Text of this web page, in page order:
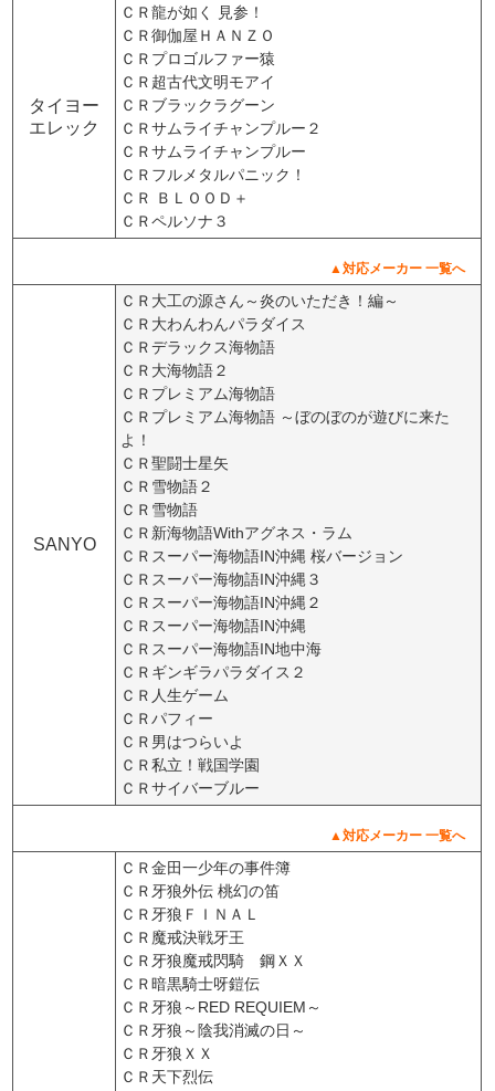
タイヨー
エレック
ＣＲ龍が如く 見参！
ＣＲ御伽屋ＨＡＮＺＯ
ＣＲプロゴルファー猿
ＣＲ超古代文明モアイ
ＣＲブラックラグーン
ＣＲサムライチャンプルー２
ＣＲサムライチャンプルー
ＣＲフルメタルパニック！
ＣＲ ＢＬＯＯＤ＋
ＣＲペルソナ３
▲対応メーカー 一覧へ
SANYO
ＣＲ大工の源さん～炎のいただき！編～
ＣＲ大わんわんパラダイス
ＣＲデラックス海物語
ＣＲ大海物語２
ＣＲプレミアム海物語
ＣＲプレミアム海物語 ～ぼのぼのが遊びに来た
よ！
ＣＲ聖闘士星矢
ＣＲ雪物語２
ＣＲ雪物語
ＣＲ新海物語Withアグネス・ラム
ＣＲスーパー海物語IN沖縄 桜バージョン
ＣＲスーパー海物語IN沖縄３
ＣＲスーパー海物語IN沖縄２
ＣＲスーパー海物語IN沖縄
ＣＲスーパー海物語IN地中海
ＣＲギンギラパラダイス２
ＣＲ人生ゲーム
ＣＲパフィー
ＣＲ男はつらいよ
ＣＲ私立！戦国学園
ＣＲサイバーブルー
▲対応メーカー 一覧へ
ＣＲ金田一少年の事件簿
ＣＲ牙狼外伝 桃幻の笛
ＣＲ牙狼ＦＩＮＡＬ
ＣＲ魔戒決戦牙王
ＣＲ牙狼魔戒閃騎 鋼ＸＸ
ＣＲ暗黒騎士呀鎧伝
ＣＲ牙狼～RED REQUIEM～
ＣＲ牙狼～陰我消滅の日～
ＣＲ牙狼ＸＸ
ＣＲ天下烈伝